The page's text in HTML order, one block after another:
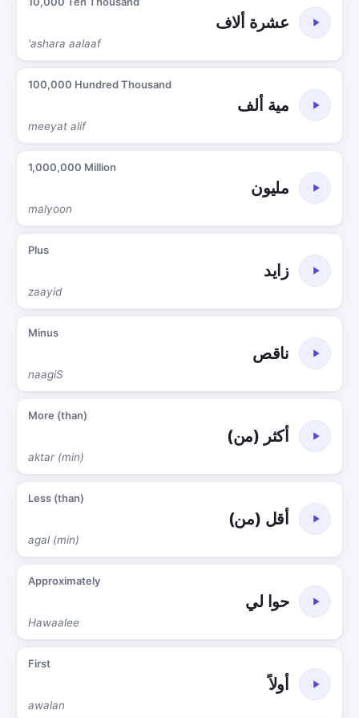
عشرة ألاف
'ashara aalaaf
100,000 Hundred Thousand
مية ألف
meeyat alif
1,000,000 Million
مليون
malyoon
Plus
زايد
zaayid
Minus
ناقص
naagiS
More (than)
أكثر (من)
aktar (min)
Less (than)
أقل (من)
agal (min)
Approximately
حوا لي
Hawaalee
First
أولاً
awalan